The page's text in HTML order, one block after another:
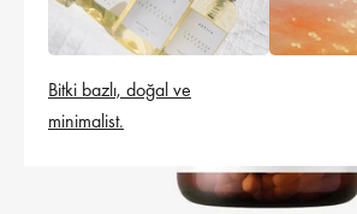
Bitki bazlı, doğal ve
minimalist.